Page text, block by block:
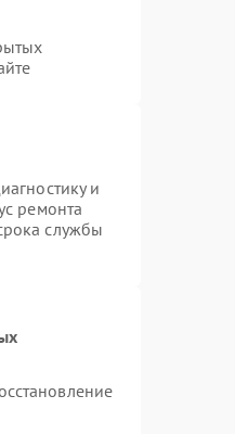
и
ремонта
службы